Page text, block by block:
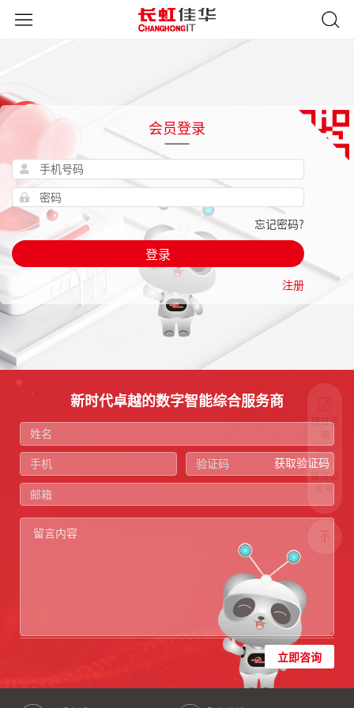
会员登录
忘记密码?
登录
注册
项目咨
微信公
众号
新时代卓越的数字智能综合服务商
获取验证码
立即咨询